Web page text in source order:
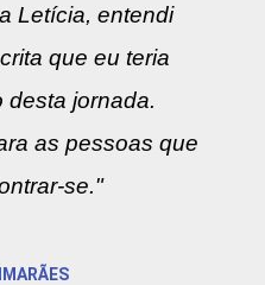
Letícia, entendi
que eu teria
desta jornada.
as pessoas que
se."